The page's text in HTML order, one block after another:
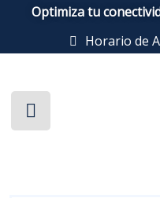
Optimiza tu
Horario de